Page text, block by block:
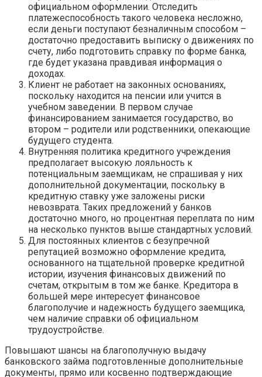
официальном оформлении. Отследить
платежеспособность такого человека несложно,
если деньги поступают безналичным способом –
достаточно предоставить выписку о движениях по
счету, либо подготовить справку по форме банка,
где будет указана правдивая информация о
доходах.
Клиент не работает на законных основаниях,
поскольку находится на пенсии или учится в
учебном заведении. В первом случае
финансированием занимается государство, во
втором – родители или родственники, опекающие
будущего студента.
Внутренняя политика кредитного учреждения
предполагает высокую лояльность к
потенциальным заемщикам, не спрашивая у них
дополнительной документации, поскольку в
кредитную ставку уже заложены риски
невозврата. Таких предложений у банков
достаточно много, но процентная переплата по ним
на несколько пунктов выше стандартных условий.
Для постоянных клиентов с безупречной
репутацией возможно оформление кредита,
основанного на тщательной проверке кредитной
истории, изучения финансовых движений по
счетам, открытым в том же банке. Кредитора в
большей мере интересует финансовое
благополучие и надежность будущего заемщика,
чем наличие справки об официальном
трудоустройстве.
Повышают шансы на благополучную выдачу
банковского займа подготовленные дополнительные
документы, прямо или косвенно подтверждающие